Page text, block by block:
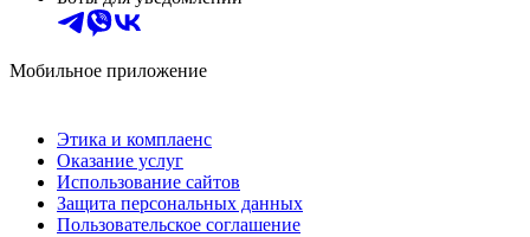
Мобильное приложение
Этика и комплаенс
Оказание услуг
Использование сайтов
Защита персональных данных
Пользовательское соглашение